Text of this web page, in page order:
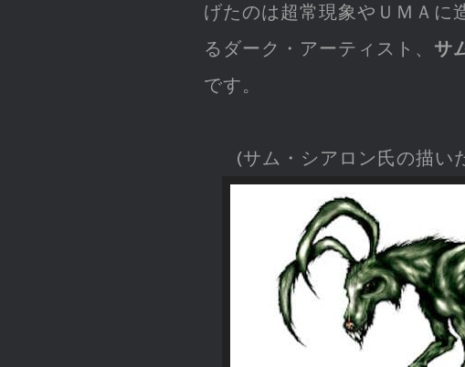
げたのは超常現象やＵＭＡに
るダーク・アーティスト、 サ
です。
(サム・シアロン氏の描い